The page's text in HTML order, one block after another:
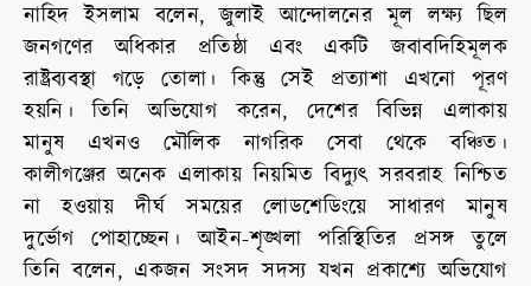
নাহিদ ইসলাম বলেন, জুলাই আন্দোলনের মূল লক্ষ্য ছিল
জনগণের অধিকার প্রতিষ্ঠা এবং একটি জবাবদিহিমূলক
রাষ্ট্রব্যবস্থা গড়ে তোলা। কিন্তু সেই প্রত্যাশা এখনো পূরণ
হয়নি। তিনি অভিযোগ করেন, দেশের বিভিন্ন এলাকায়
মানুষ এখনও মৌলিক নাগরিক সেবা থেকে বঞ্চিত।
কালীগঞ্জের অনেক এলাকায় নিয়মিত বিদ্যুৎ সরবরাহ নিশ্চিত
না হওয়ায় দীর্ঘ সময়ের লোডশেডিংয়ে সাধারণ মানুষ
দুর্ভোগ পোহাচ্ছেন। আইন-শৃঙ্খলা পরিস্থিতির প্রসঙ্গ তুলে
তিনি বলেন, একজন সংসদ সদস্য যখন প্রকাশ্যে অভিযোগ